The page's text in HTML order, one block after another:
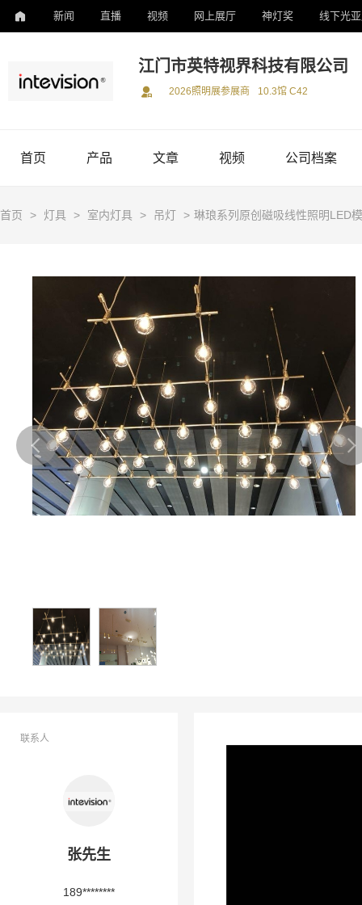
新闻 直播 视频 网上展厅 神灯奖 线下光
江门市英特视界科技有限公司
2026照明展参展商 10.3馆 C42
首页 产品 文章 视频 公司档案
首页 > 灯具 > 室内灯具 > 吊灯 > 琳琅系列原创磁吸线性照明LED
联系人
张先生
189********